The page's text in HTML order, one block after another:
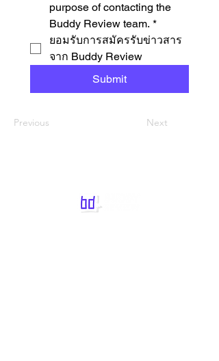
purpose of contacting the
Buddy Review team. *
ยอมรับการสมัครรับข่าวสาร
จาก Buddy Review
Submit
Previous Next